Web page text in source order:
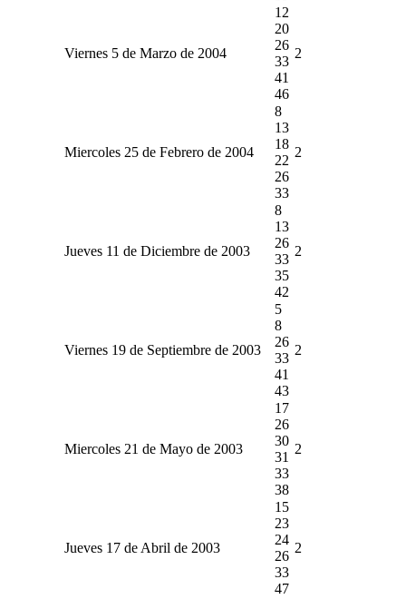
Viernes 5 de Marzo de 2004
12
20
26
33
41
46
2
Miercoles 25 de Febrero de 2004
8
13
18
22
26
33
2
Jueves 11 de Diciembre de 2003
8
13
26
33
35
42
2
Viernes 19 de Septiembre de 2003
5
8
26
33
41
43
2
Miercoles 21 de Mayo de 2003
17
26
30
31
33
38
2
Jueves 17 de Abril de 2003
15
23
24
26
33
47
2